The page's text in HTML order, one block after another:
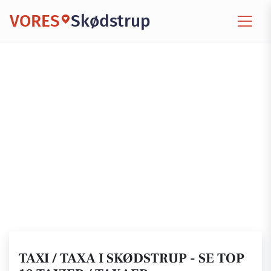
VORES Skødstrup
TAXI / TAXA I SKØDSTRUP - SE TOP